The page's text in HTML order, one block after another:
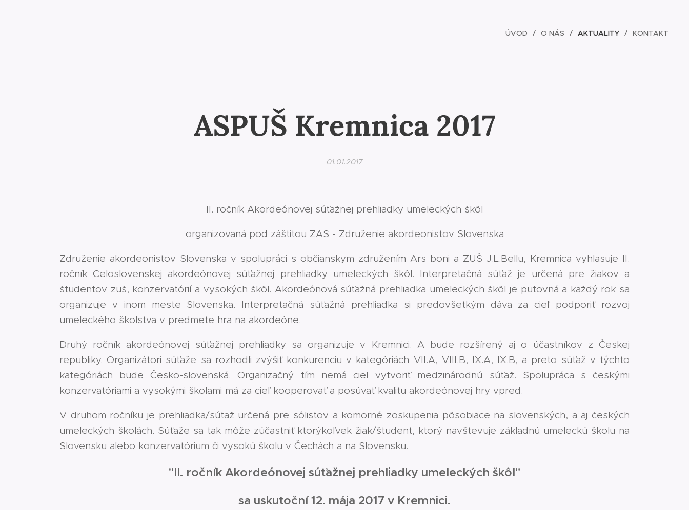
ÚVOD O NÁS AKTUALITY KONTAKT
ASPUŠ Kremnica 2017
01.01.2017
II. ročník Akordeónovej súťažnej prehliadky umeleckých škôl
organizovaná pod záštitou ZAS - Združenie akordeonistov Slovenska
Združenie akordeonistov Slovenska v spolupráci s občianskym združením Ars boni a ZUŠ J.L.Bellu, Kremnica vyhlasuje II.
ročník Celoslovenskej akordeónovej súťažnej prehliadky umeleckých škôl. Interpretačná súťaž je určená pre žiakov a
študentov zuš, konzervatórií a vysokých škôl. Akordeónová súťažná prehliadka umeleckých škôl je putovná a každý rok sa
organizuje v inom meste Slovenska. Interpretačná súťažná prehliadka si predovšetkým dáva za cieľ podporiť rozvoj
umeleckého školstva v predmete hra na akordeóne.
Druhý ročník akordeónovej súťažnej prehliadky sa organizuje v Kremnici. A bude rozšírený aj o účastníkov z Českej
republiky. Organizátori súťaže sa rozhodli zvýšiť konkurenciu v kategóriách VII.A, VIII.B, IX.A, IX.B, a preto súťaž v týchto
kategóriách bude Česko-slovenská. Organizačný tím nemá cieľ vytvoriť medzinárodnú súťaž. Spolupráca s českými
konzervatóriami a vysokými školami má za cieľ kooperovať a posúvať kvalitu akordeónovej hry vpred.
V druhom ročníku je prehliadka/súťaž určená pre sólistov a komorné zoskupenia pôsobiace na slovenských, a aj českých
umeleckých školách. Súťaže sa tak môže zúčastniť ktorýkoľvek žiak/študent, ktorý navštevuje základnú umeleckú školu na
Slovensku alebo konzervatórium či vysokú školu v Čechách a na Slovensku.
"II. ročník Akordeónovej súťažnej prehliadky umeleckých škôl"
sa uskutoční 12. mája 2017 v Kremnici.